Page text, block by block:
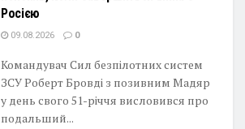
Росією
09.08.2026 0
Командувач Сил безпілотних систем
ЗСУ Роберт Бровді з позивним Мадяр
у день свого 51-річчя висловився про
подальший...